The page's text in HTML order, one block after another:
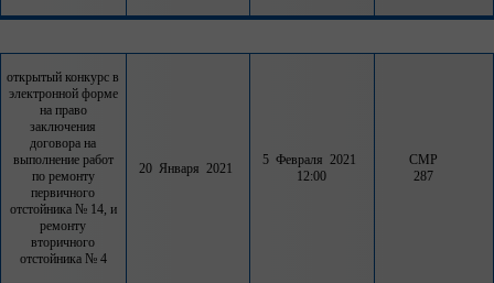
открытый конкурс в
электронной форме
на право
заключения
договора на
выполнение работ
по ремонту
первичного
отстойника № 14, и
ремонту
вторичного
отстойника № 4
20 Января 2021
5 Февраля 2021
12:00
СМР
287